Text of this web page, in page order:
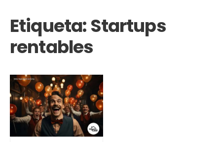
Etiqueta:Startups
rentables